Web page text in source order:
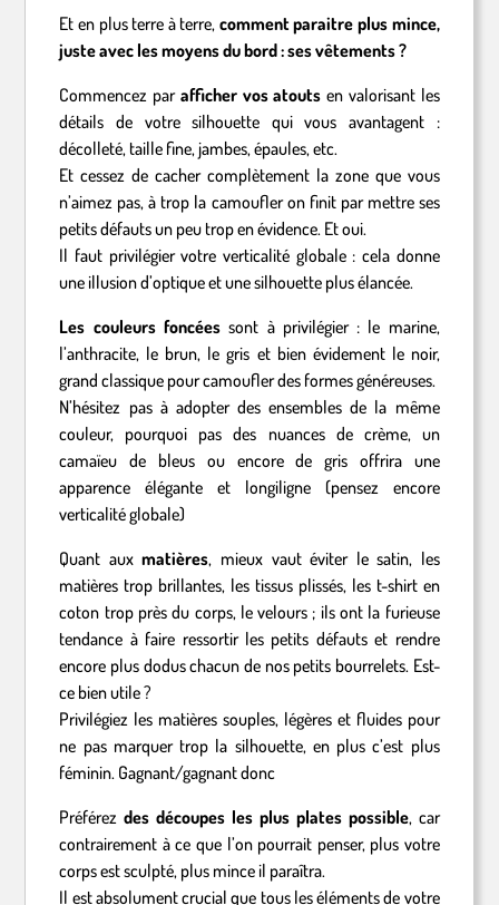
Et en plus terre à terre, comment paraitre plus mince,
juste avec les moyens du bord : ses vêtements ?
Commencez par afficher vos atouts en valorisant les
détails de votre silhouette qui vous avantagent :
décolleté, taille fine, jambes, épaules, etc.
Et cessez de cacher complètement la zone que vous
n’aimez pas, à trop la camoufler on finit par mettre ses
petits défauts un peu trop en évidence. Et oui.
Il faut privilégier votre verticalité globale : cela donne
une illusion d’optique et une silhouette plus élancée.
Les couleurs foncéessont à privilégier : le marine,
l’anthracite, le brun, le gris et bien évidement le noir,
grand classique pour camoufler des formes généreuses.
N’hésitez pas à adopter des ensembles de la même
couleur, pourquoi pas des nuances de crème, un
camaïeu de bleus ou encore de gris offrira une
apparence élégante et longiligne (pensez encore
verticalité globale)
Quant auxmatières, mieux vaut éviter le satin, les
matières trop brillantes, les tissus plissés, les t-shirt en
coton trop près du corps, le velours ; ils ont la furieuse
tendance à faire ressortir les petits défauts et rendre
encore plus dodus chacun de nos petits bourrelets. Est-
ce bien utile ?
Privilégiez les matières souples, légères et fluides pour
ne pas marquer trop la silhouette, en plus c’est plus
féminin. Gagnant/gagnant donc
Préférezdes découpes les plus plates possible, car
contrairement à ce que l’on pourrait penser, plus votre
corps est sculpté, plus mince il paraîtra.
Il est absolument crucial que tous les éléments de votre